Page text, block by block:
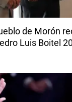
de Morón
Luis Boitel